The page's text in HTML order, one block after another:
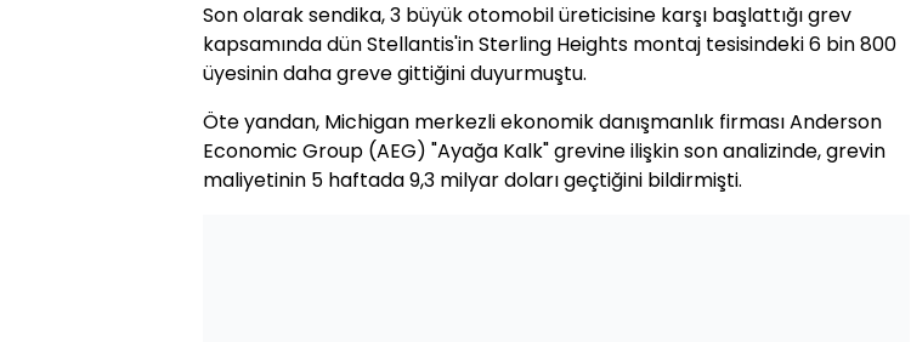
Son olarak sendika, 3 büyük otomobil üreticisine karşı başlattığı grev
kapsamında dün Stellantis'in Sterling Heights montaj tesisindeki 6 bin 800
üyesinin daha greve gittiğini duyurmuştu.
Öte yandan, Michigan merkezli ekonomik danışmanlık firması Anderson
Economic Group (AEG) "Ayağa Kalk" grevine ilişkin son analizinde, grevin
maliyetinin 5 haftada 9,3 milyar doları geçtiğini bildirmişti.